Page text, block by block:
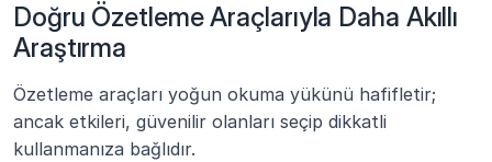
Doğru Özetleme Araçlarıyla Daha Akıllı
Araştırma
Özetleme araçları yoğun okuma yükünü hafifletir;
ancak etkileri, güvenilir olanları seçip dikkatli
kullanmanıza bağlıdır.